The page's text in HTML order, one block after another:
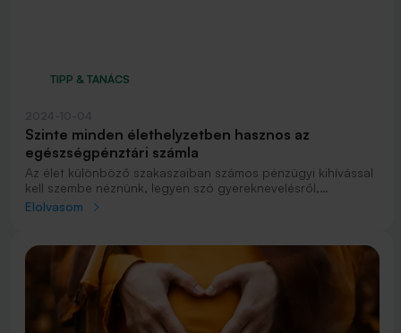
TIPP & TANÁCS
Szinte minden élethelyzetben hasznos az
egészségpénztári számla
Az élet különböző szakaszaiban számos pénzügyi kihívással
kell szembe néznünk, legyen szó gyereknevelésről,
iskolakezdésről, egészségmegőrzésről vagy nem várt
amelyek nemcsak konkrét helyzetekben nyújtanak
segítséget, hanem hosszú távon is hozzájárulnak a saját és
akár az egész családod egészségmegőrzéséhez illetve a
pénzügyi biztonságodhoz is. Pénztártagként 20%
adókedvezményben részesülhetsz a befizetéseid után, amely
évente akár 150.000 forint megtakarítást is jelenthet.
Elolvasom